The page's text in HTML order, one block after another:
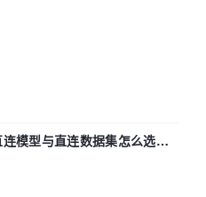
模型与直连数据集怎么选，
团队